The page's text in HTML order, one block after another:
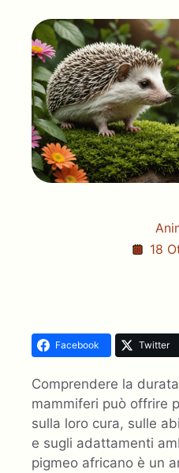
18
Facebook Twitter
Comprendere la
mammiferi può offrire
sulla loro cura, sulle
e sugli adattamenti
pigmeo africano è un